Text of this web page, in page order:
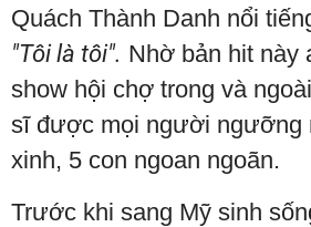
Quách Thành Danh nổi
"Tôi là tôi". Nhờ bản hit này
show hội chợ trong và
sĩ được mọi người ngưỡng
xinh, 5 con ngoan ngoãn.
Trước khi sang Mỹ sinh